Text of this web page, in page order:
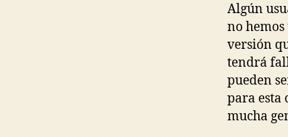
Algún
no
versión
tendrá
pueden
para esta
mucha